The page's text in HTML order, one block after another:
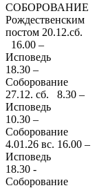
СОБОРОВАНИЕ
Рождественским
постом 20.12.сб.
16.00 –
Исповедь
18.30 –
Соборование
27.12. сб. 8.30 –
Исповедь
10.30 –
Соборование
4.01.26 вс. 16.00 –
Исповедь
18.30 -
Соборование